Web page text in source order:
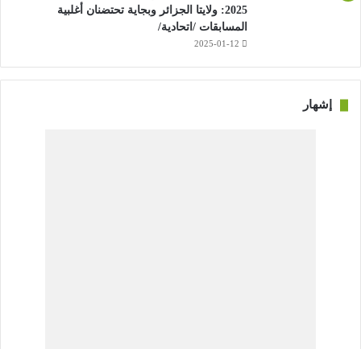
2025: ولايتا الجزائر وبجاية تحتضنان أغلبية
المسابقات /اتحادية/
2025-01-12
إشهار